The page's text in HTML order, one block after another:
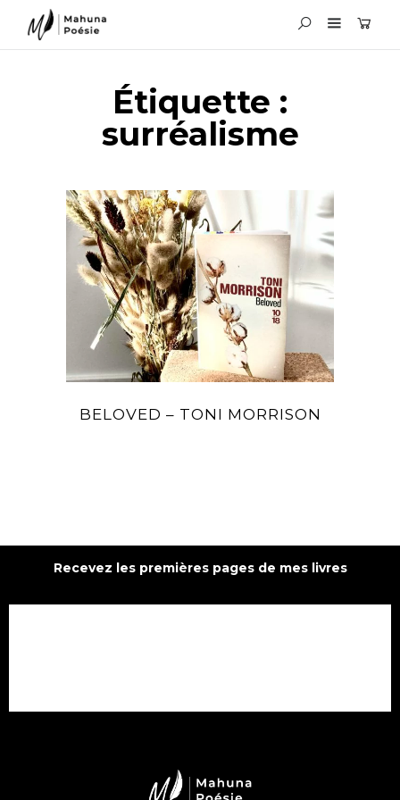
Étiquette :
surréalisme
BELOVED – TONI MORRISON
Recevez les premières pages de mes livres